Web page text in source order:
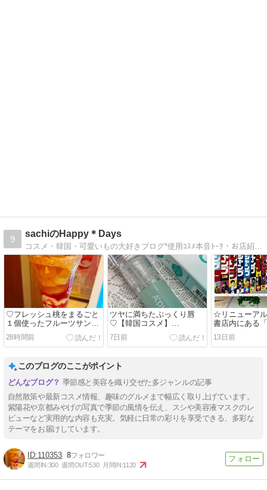
9
sachiのHappy＊Days
♡フレッシュ桃をまるごと
１個使ったフルーツサンデ
ー♡食べました♡
28時間前
ツヤに満ちたぷっくり唇
♡【韓国コスメ】
A’PIEU「ジューシーパン
リッププランパー」
7日前
☆リニューア
書店内にある
プショップ」
いろいろ♪
13日前
このブログのここがポイント
季節感と美容を織り交ぜた多ジャンルの記事
自然散策や最新コスメ情報、趣味のグルメまで幅広く取り上げています。
紫陽花や京都みやげの写真で季節の風情を伝え、スシや美容液マスクのレ
ビューなど実用的な内容も充実。気軽に日常の彩りを享受できる、多彩な
テーマをお届けしています。
110353 8
週間IN:300 週間OUT:530 月間IN:1120